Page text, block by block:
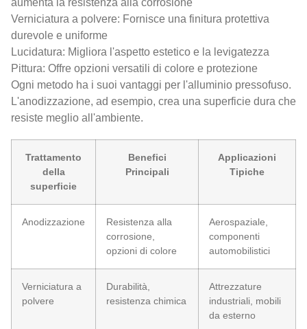
aumenta la resistenza alla corrosione
Verniciatura a polvere: Fornisce una finitura protettiva
durevole e uniforme
Lucidatura: Migliora l'aspetto estetico e la levigatezza
Pittura: Offre opzioni versatili di colore e protezione
Ogni metodo ha i suoi vantaggi per l'alluminio pressofuso.
L'anodizzazione, ad esempio, crea una superficie dura che
resiste meglio all'ambiente.
Trattamento
della
superficie
Benefici
Principali
Applicazioni
Tipiche
Anodizzazione
Resistenza alla
corrosione,
opzioni di colore
Aerospaziale,
componenti
automobilistici
Verniciatura a
polvere
Durabilità,
resistenza chimica
Attrezzature
industriali, mobili
da esterno